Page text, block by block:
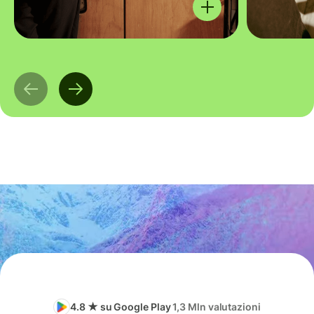
4.8 ★ su Google Play1,3 Mln valutazioni